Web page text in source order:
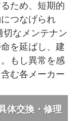
ため、短期的
つなげられ
切なメンテナン
を延ばし、建
もし異常を感
む各メーカー
体交換・修理